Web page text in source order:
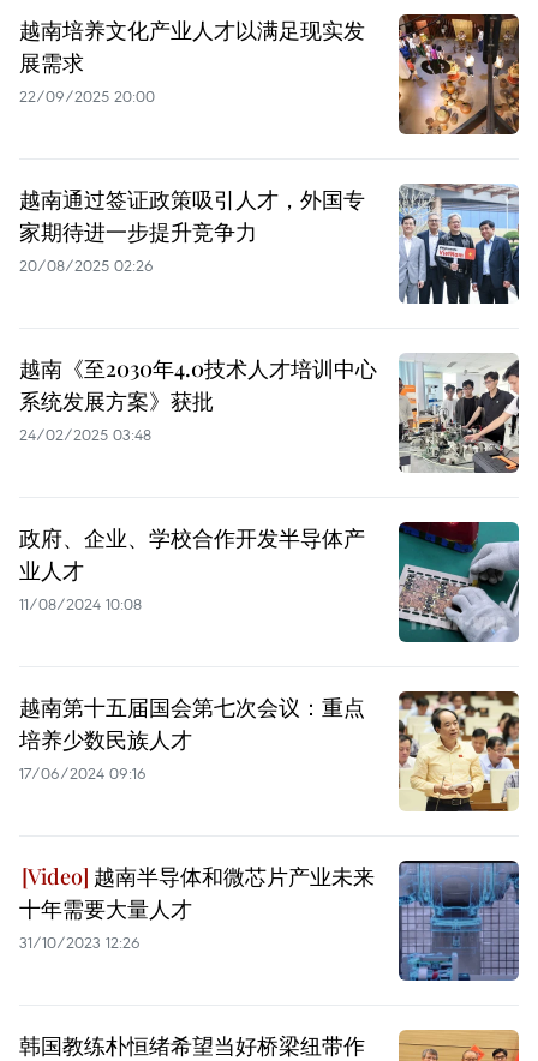
越南培养文化产业人才以满足现实发
展需求
22/09/2025 20:00
越南通过签证政策吸引人才，外国专
家期待进一步提升竞争力
20/08/2025 02:26
越南《至2030年4.0技术人才培训中心
系统发展方案》获批
24/02/2025 03:48
政府、企业、学校合作开发半导体产
业人才
11/08/2024 10:08
越南第十五届国会第七次会议：重点
培养少数民族人才
17/06/2024 09:16
越南半导体和微芯片产业未来
十年需要大量人才
31/10/2023 12:26
韩国教练朴恒绪希望当好桥梁纽带作